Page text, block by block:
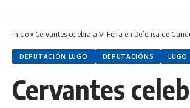
Inicio» Cervantes celebra a VI Feira en Defensa do Gandeiro da
DEPUTACIÓN LUGO DEPUTACIÓNS LUGO
Cervantes